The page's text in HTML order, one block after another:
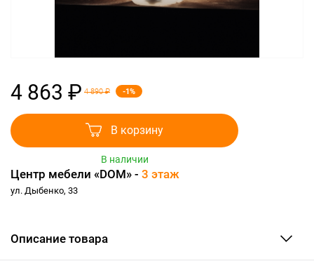
4 863 ₽ 4 890 ₽ -1%
В корзину
В наличии
Центр мебели «DOM» - 3 этаж
ул. Дыбенко, 33
Описание товара